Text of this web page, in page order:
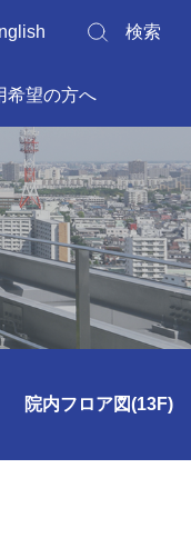
検索
希望の方へ
院内フロア図(13F)